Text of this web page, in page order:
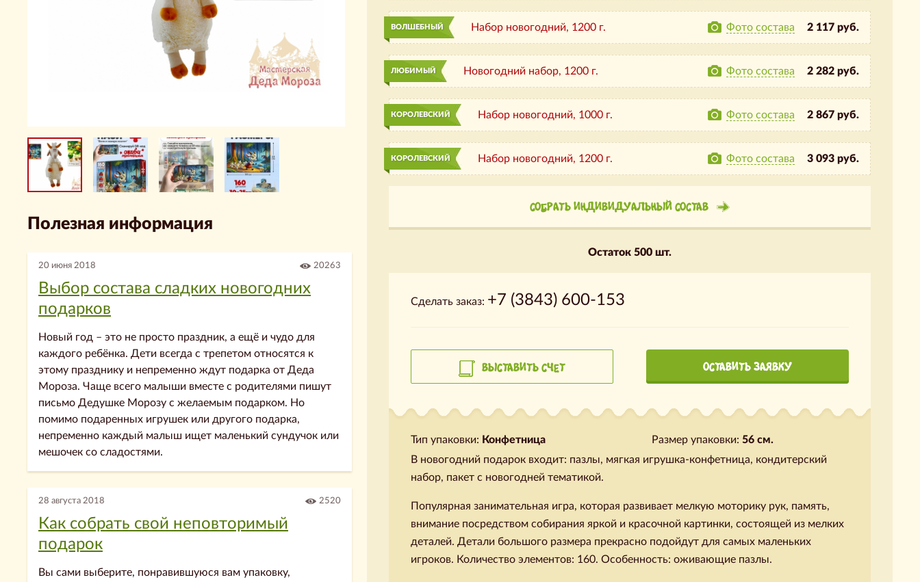
ВОЛШЕБНЫЙ Набор новогодний, 1200 г. 2 117 руб.
Фото состава
ЛЮБИМЫЙ Новогодний набор, 1200 г. 2 282 руб.
Фото состава
КОРОЛЕВСКИЙ Набор новогодний, 1000 г. 2 867 руб.
Фото состава
КОРОЛЕВСКИЙ Набор новогодний, 1200 г. 3 093 руб.
Фото состава
СОБРАТЬ ИНДИВИДУАЛЬНЫЙ СОСТАВ
Остаток 500 шт.
Сделать заказ: +7 (3843) 600-153
ВЫСТАВИТЬ СЧЕТ ОСТАВИТЬ ЗАЯВКУ
Тип упаковки: Конфетница Размер упаковки: 56 см.
В новогодний подарок входит: пазлы, мягкая игрушка-конфетница, кондитерский
набор, пакет с новогодней тематикой.
Популярная занимательная игра, которая развивает мелкую моторику рук, память,
внимание посредством собирания яркой и красочной картинки, состоящей из мелких
деталей. Детали большого размера прекрасно подойдут для самых маленьких
игроков. Количество элементов: 160. Особенность: оживающие пазлы.
Полезная информация
20 июня 2018 20263
Выбор состава сладких новогодних
подарков
Новый год – это не просто праздник, а ещё и чудо для
каждого ребёнка. Дети всегда с трепетом относятся к
этому празднику и непременно ждут подарка от Деда
Мороза. Чаще всего малыши вместе с родителями пишут
письмо Дедушке Морозу с желаемым подарком. Но
помимо подаренных игрушек или другого подарка,
непременно каждый малыш ищет маленький сундучок или
мешочек со сладостями.
28 августа 2018 2520
Как собрать свой неповторимый
подарок
Вы сами выберите, понравившуюся вам упаковку,